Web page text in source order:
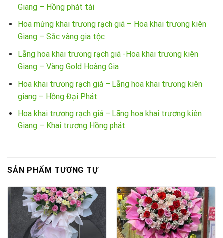
Giang – Hồng phát tài
Hoa mừng khai trương rạch giá – Hoa khai trương kiên
Giang – Sắc vàng gia tộc
Lẵng hoa khai trương rạch giá -Hoa khai trương kiên
Giang – Vàng Gold Hoàng Gia
Hoa khai trương rạch giá – Lẵng hoa khai trương kiên
giang – Hồng Đại Phát
Hoa khai trương rạch giá – Lãng hoa khai trương kiên
Giang – Khai trương Hồng phát
SẢN PHẨM TƯƠNG TỰ